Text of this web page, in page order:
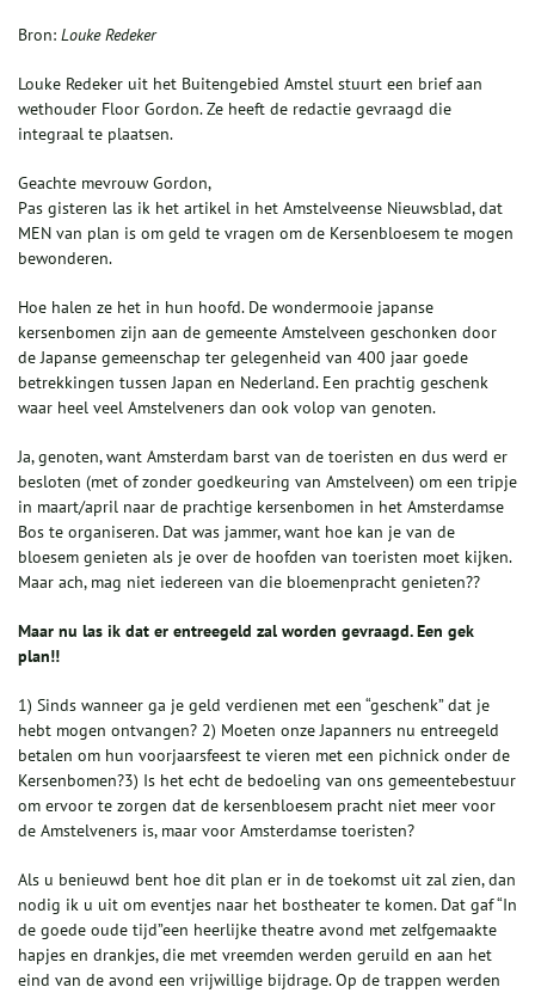
Bron: Louke Redeker
Louke Redeker uit het Buitengebied Amstel stuurt een brief aan
wethouder Floor Gordon. Ze heeft de redactie gevraagd die
integraal te plaatsen.
Geachte mevrouw Gordon,
Pas gisteren las ik het artikel in het Amstelveense Nieuwsblad, dat
MEN van plan is om geld te vragen om de Kersenbloesem te mogen
bewonderen.
Hoe halen ze het in hun hoofd. De wondermooie japanse
kersenbomen zijn aan de gemeente Amstelveen geschonken door
de Japanse gemeenschap ter gelegenheid van 400 jaar goede
betrekkingen tussen Japan en Nederland. Een prachtig geschenk
waar heel veel Amstelveners dan ook volop van genoten.
Ja, genoten, want Amsterdam barst van de toeristen en dus werd er
besloten (met of zonder goedkeuring van Amstelveen) om een tripje
in maart/april naar de prachtige kersenbomen in het Amsterdamse
Bos te organiseren. Dat was jammer, want hoe kan je van de
bloesem genieten als je over de hoofden van toeristen moet kijken.
Maar ach, mag niet iedereen van die bloemenpracht genieten??
Maar nu las ik dat er entreegeld zal worden gevraagd. Een gek
plan!!
1) Sinds wanneer ga je geld verdienen met een “geschenk” dat je
hebt mogen ontvangen? 2) Moeten onze Japanners nu entreegeld
betalen om hun voorjaarsfeest te vieren met een pichnick onder de
Kersenbomen?3) Is het echt de bedoeling van ons gemeentebestuur
om ervoor te zorgen dat de kersenbloesem pracht niet meer voor
de Amstelveners is, maar voor Amsterdamse toeristen?
Als u benieuwd bent hoe dit plan er in de toekomst uit zal zien, dan
nodig ik u uit om eventjes naar het bostheater te komen. Dat gaf “In
de goede oude tijd”een heerlijke theatre avond met zelfgemaakte
hapjes en drankjes, die met vreemden werden geruild en aan het
eind van de avond een vrijwillige bijdrage. Op de trappen werden